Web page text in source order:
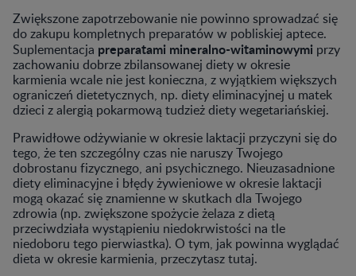
Zwiększone zapotrzebowanie nie powinno sprowadzać się
do zakupu kompletnych preparatów w pobliskiej aptece.
Suplementacja preparatami mineralno-witaminowymi przy
zachowaniu dobrze zbilansowanej diety w okresie
karmienia wcale nie jest konieczna, z wyjątkiem większych
ograniczeń dietetycznych, np. diety eliminacyjnej u matek
dzieci z alergią pokarmową tudzież diety wegetariańskiej.
Prawidłowe odżywianie w okresie laktacji przyczyni się do
tego, że ten szczególny czas nie naruszy Twojego
dobrostanu fizycznego, ani psychicznego. Nieuzasadnione
diety eliminacyjne i błędy żywieniowe w okresie laktacji
mogą okazać się znamienne w skutkach dla Twojego
zdrowia (np. zwiększone spożycie żelaza z dietą
przeciwdziała wystąpieniu niedokrwistości na tle
niedoboru tego pierwiastka). O tym, jak powinna wyglądać
dieta w okresie karmienia, przeczytasz tutaj.